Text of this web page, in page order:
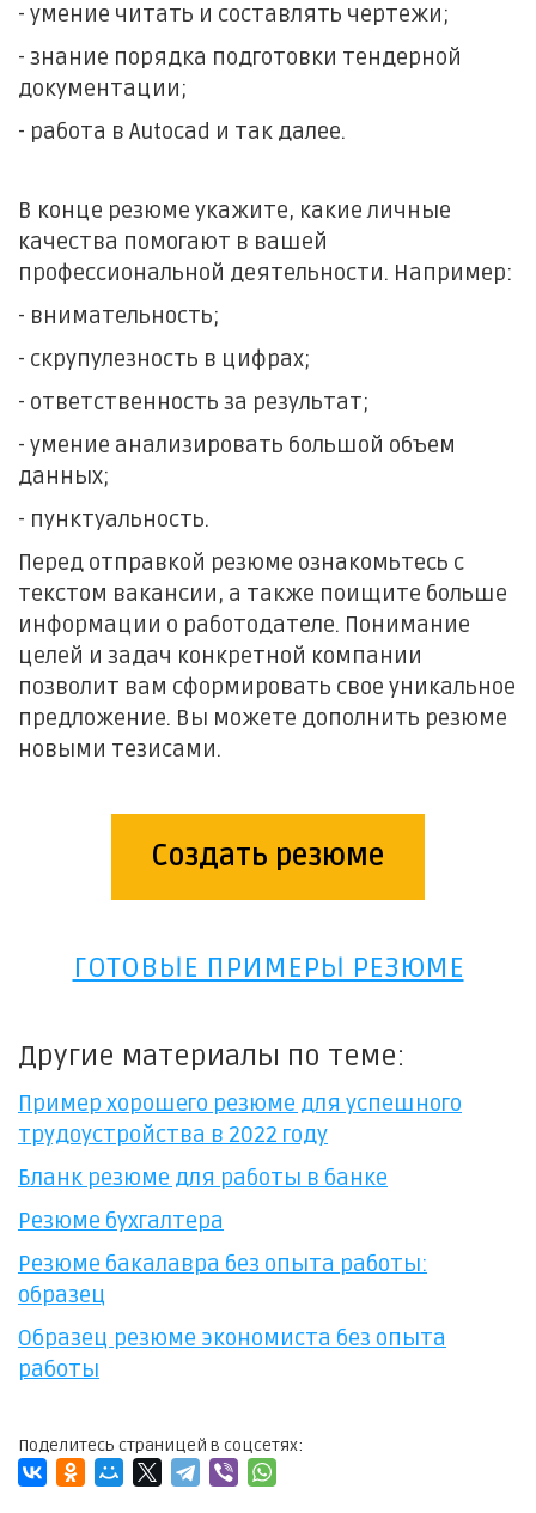
- умение читать и составлять чертежи;
- знание порядка подготовки тендерной
документации;
- работа в Autocad и так далее.
В конце резюме укажите, какие личные
качества помогают в вашей
профессиональной деятельности. Например:
- внимательность;
- скрупулезность в цифрах;
- ответственность за результат;
- умение анализировать большой объем
данных;
- пунктуальность.
Перед отправкой резюме ознакомьтесь с
текстом вакансии, а также поищите больше
информации о работодателе. Понимание
целей и задач конкретной компании
позволит вам сформировать свое уникальное
предложение. Вы можете дополнить резюме
новыми тезисами.
Создать резюме
ГОТОВЫЕ ПРИМЕРЫ РЕЗЮМЕ
Другие материалы по теме:
Пример хорошего резюме для успешного
трудоустройства в 2022 году
Бланк резюме для работы в банке
Резюме бухгалтера
Резюме бакалавра без опыта работы:
образец
Образец резюме экономиста без опыта
работы
Поделитесь страницей в соцсетях: